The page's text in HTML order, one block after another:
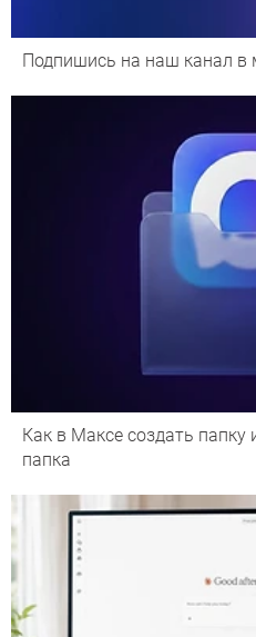
Подпишись на наш канал в
Как в Максе создать папку
папка